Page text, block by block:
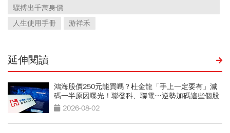
驟搏出千萬身價
人生使用手冊
游祥禾
延伸閱讀
鴻海股價250元能買嗎？杜金龍「手上一定要有」減
碼一半原因曝光！聯發科、聯電…逆勢加碼這些個股
2026-08-02